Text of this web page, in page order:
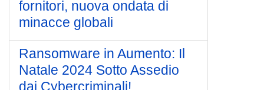
fornitori, nuova ondata di
minacce globali
Ransomware in Aumento: Il
Natale 2024 Sotto Assedio
dai Cybercriminali!